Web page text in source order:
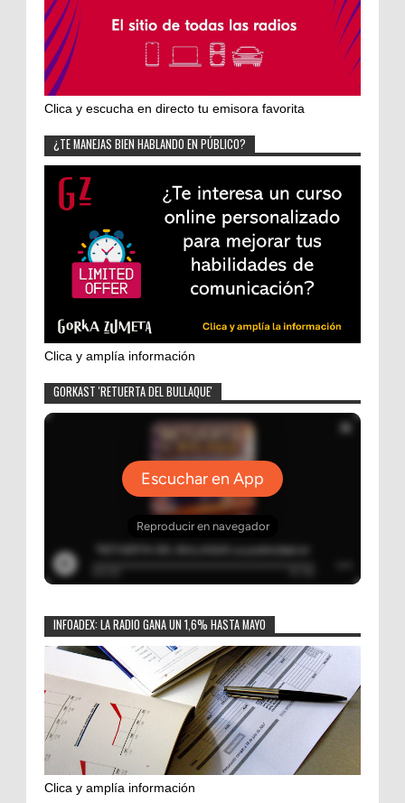
Clica y escucha en directo tu emisora favorita
¿TE MANEJAS BIEN HABLANDO EN PÚBLICO?
Clica y amplía información
GORKAST 'RETUERTA DEL BULLAQUE'
INFOADEX: LA RADIO GANA UN 1,6% HASTA MAYO
Clica y amplía información